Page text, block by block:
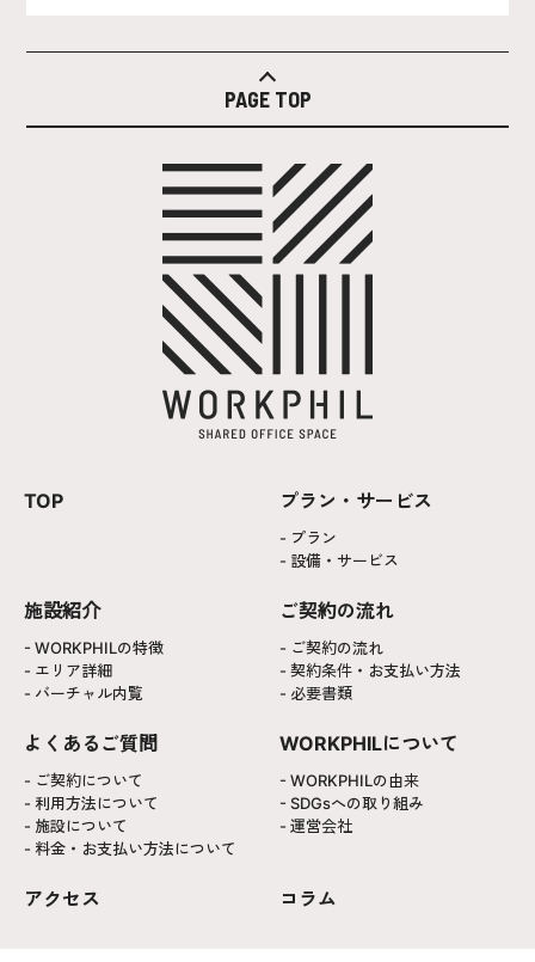
PAGE TOP
TOP プラン・サービス
プラン
設備・サービス
施設紹介
WORKPHILの特徴
エリア詳細
バーチャル内覧
ご契約の流れ
ご契約の流れ
契約条件・お支払い方法
必要書類
よくあるご質問
ご契約について
利用方法について
施設について
料金・お支払い方法について
WORKPHILについて
WORKPHILの由来
SDGsへの取り組み
運営会社
アクセス コラム